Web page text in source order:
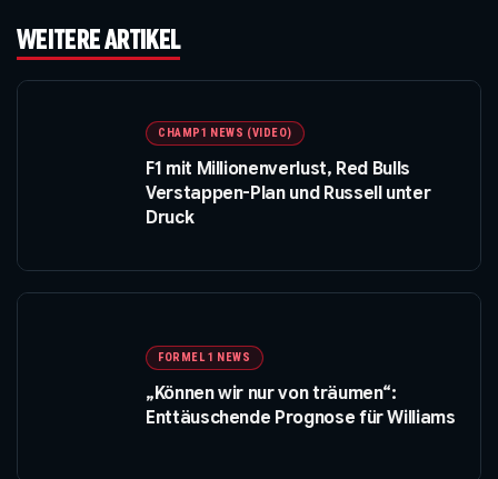
WEITERE ARTIKEL
CHAMP1 NEWS (VIDEO)
F1 mit Millionenverlust, Red Bulls
Verstappen-Plan und Russell unter
Druck
FORMEL 1 NEWS
„Können wir nur von träumen“:
Enttäuschende Prognose für Williams